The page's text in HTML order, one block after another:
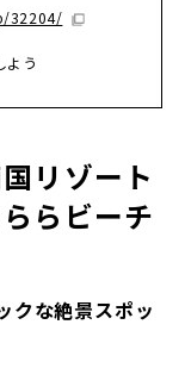
32204/
よう
リゾート
らビーチ
クな絶景スポッ